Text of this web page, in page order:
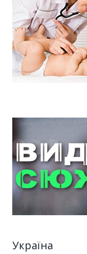
Україна